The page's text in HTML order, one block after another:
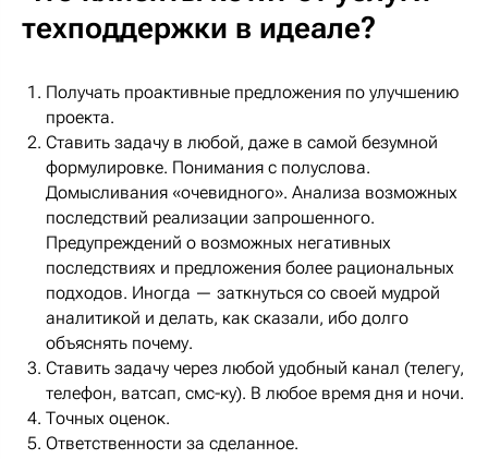
техподдержки в идеале?
Получать проактивные предложения по улучшению
проекта.
Ставить задачу в любой, даже в самой безумной
формулировке. Понимания с полуслова.
Домысливания «очевидного». Анализа возможных
последствий реализации запрошенного.
Предупреждений о возможных негативных
последствиях и предложения более рациональных
подходов. Иногда — заткнуться со своей мудрой
аналитикой и делать, как сказали, ибо долго
объяснять почему.
Ставить задачу через любой удобный канал (телегу,
телефон, ватсап, смс-ку). В любое время дня и ночи.
Точных оценок.
Ответственности за сделанное.